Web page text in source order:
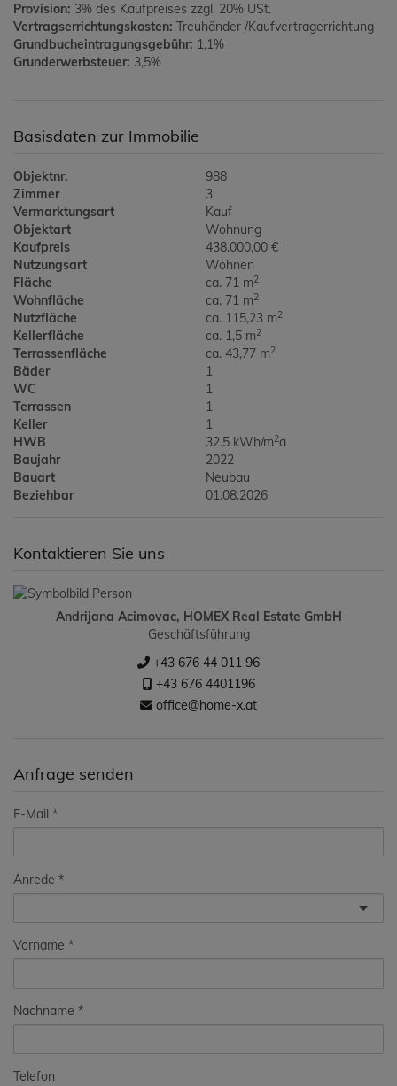
Provision: 3% des Kaufpreises zzgl. 20% USt.
Vertragserrichtungskosten: Treuhänder /Kaufvertragerrichtung
Grundbucheintragungsgebühr: 1,1%
Grunderwerbsteuer: 3,5%
Basisdaten zur Immobilie
Objektnr.
988
Zimmer
3
Vermarktungsart
Kauf
Objektart
Wohnung
Kaufpreis
438.000,00 €
Nutzungsart
Wohnen
Fläche
ca. 71 m2
Wohnfläche ca. 71 m2
Nutzfläche ca. 115,23 m2
Kellerfläche ca. 1,5 m2
Terrassenfläche ca. 43,77 m2
Bäder
1
WC
1
Terrassen
1
Keller
1
HWB
32.5 kWh/m2a
Baujahr
2022
Bauart
Neubau
Beziehbar
01.08.2026
Kontaktieren Sie uns
Andrijana Acimovac, HOMEX Real Estate GmbH
Geschäftsführung
+43 676 44 011 96
+43 676 4401196
office@home-x.at
Anfrage senden
E-Mail
Anrede
Vorname
Nachname
Telefon